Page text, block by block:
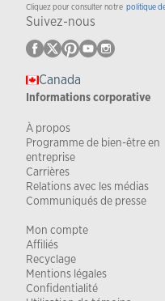
Cliquez pour consulter notre politique
Suivez-nous
Canada
Informations corporative
À propos
Programme de bien-être en
entreprise
Carrières
Relations avec les médias
Communiqués de presse
Mon compte
Affiliés
Recyclage
Mentions légales
Confidentialité